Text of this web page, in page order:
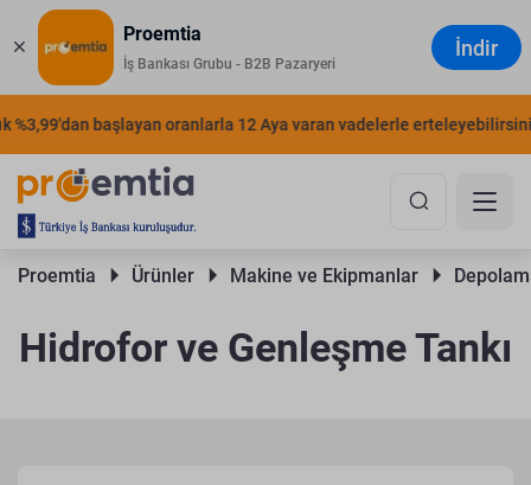
Proemtia
İş Bankası Grubu - B2B Pazaryeri
İndir
başlayan oranlarla 12 Aya varan vadelerle erteleyebilirsiniz.
Proemtia Ürünler Makine ve Ekipmanlar
Hidrofor ve Genleşme Tankı